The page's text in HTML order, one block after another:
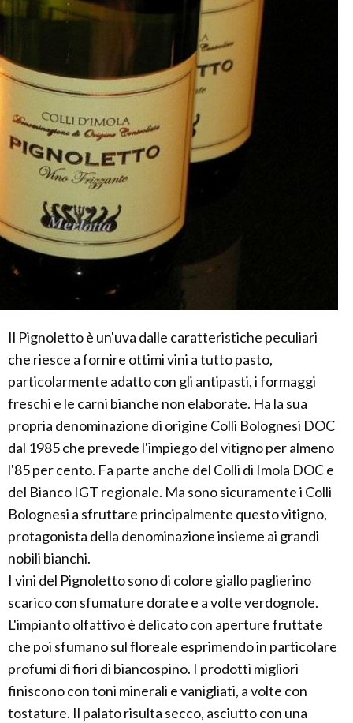
Il Pignoletto è un'uva dalle caratteristiche peculiari
che riesce a fornire ottimi vini a tutto pasto,
particolarmente adatto con gli antipasti, i formaggi
freschi e le carni bianche non elaborate. Ha la sua
propria denominazione di origine Colli Bolognesi DOC
dal 1985 che prevede l'impiego del vitigno per almeno
l'85 per cento. Fa parte anche del Colli di Imola DOC e
del Bianco IGT regionale. Ma sono sicuramente i Colli
Bolognesi a sfruttare principalmente questo vitigno,
protagonista della denominazione insieme ai grandi
nobili bianchi.
I vini del Pignoletto sono di colore giallo paglierino
scarico con sfumature dorate e a volte verdognole.
L'impianto olfattivo è delicato con aperture fruttate
che poi sfumano sul floreale esprimendo in particolare
profumi di fiori di biancospino. I prodotti migliori
finiscono con toni minerali e vanigliati, a volte con
tostature. Il palato risulta secco, asciutto con una